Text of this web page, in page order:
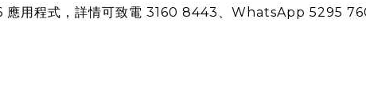
應用程式，詳情可致電 3160 8443、WhatsApp 5295